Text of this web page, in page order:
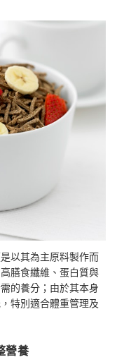
以其為主原料製作而
膳食纖維、蛋白質與
的養分；由於其本身
特別適合體重管理及
營養